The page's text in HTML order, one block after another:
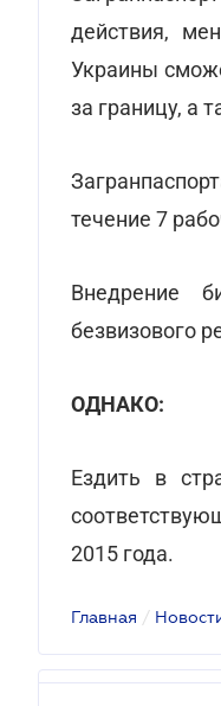
действия,
Украины
за границу, а
течение 7
Внедрение
безвизового
ОДНАКО:
Ездить в
2015 года.
Главная /